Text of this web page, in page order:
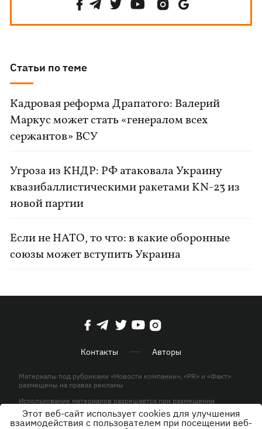
Статьи по теме
Кадровая реформа Драпатого: Валерий
Маркус может стать «генералом всех
сержантов» ВСУ
Угроза из КНДР: РФ атаковала Украину
квазибаллистическими ракетами KN-23 из
новой партии
Если не НАТО, то что: в какие оборонные
союзы может вступить Украина
Контакты Авторы
Материалы под рубриками «Новости компании», «PR» и «Факт»
размещены на правах рекламы
Использование материалов разрешается при размещении
активной гиперссылки на KP.UA в первом абзаце.
© ООО «ЮЛАВ МЕДИА»,2026. Все права защищены.
Этот веб-сайт использует cookies для улучшения
взаимодействия с пользователем при посещении веб-